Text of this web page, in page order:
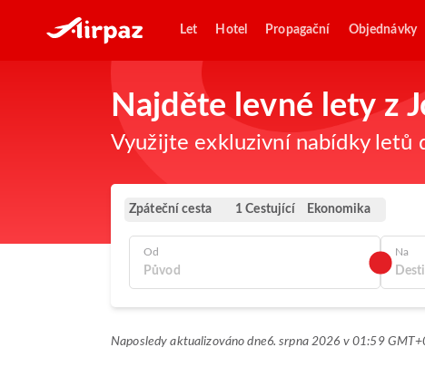
Let Hotel Propagační Objednávky
Najděte levné lety z
Využijte exkluzivní nabídky letů
Zpáteční cesta 1 Cestující Ekonomika
Od Na
Naposledy aktualizováno dne6. srpna 2026 v 01:59